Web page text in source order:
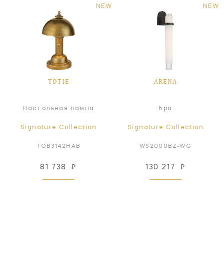
NEW
TOTIE
Настольная лампа
Signature Collection
TOB3142HAB
81 738 ₽
NEW
ARENA
Бра
Signature Collection
WS2000BZ-WG
130 217 ₽